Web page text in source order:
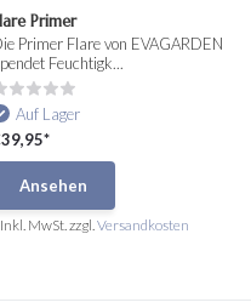
Primer
Primer Flare von EVAGARDEN
Feuchtigk...
Auf Lager
Ansehen
MwSt. zzgl.Versandkosten